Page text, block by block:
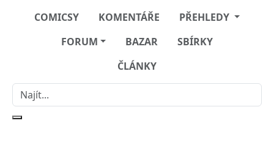
COMICSY KOMENTÁŘE
PŘEHLEDY
FORUM
BAZAR
SBÍRKY
ČLÁNKY